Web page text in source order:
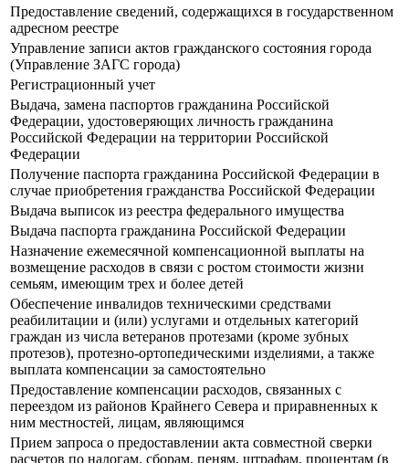
Предоставление сведений, содержащихся в государственном
адресном реестре
Управление записи актов гражданского состояния города
(Управление ЗАГС города)
Регистрационный учет
Выдача, замена паспортов гражданина Российской
Федерации, удостоверяющих личность гражданина
Российской Федерации на территории Российской
Федерации
Получение паспорта гражданина Российской Федерации в
случае приобретения гражданства Российской Федерации
Выдача выписок из реестра федерального имущества
Выдача паспорта гражданина Российской Федерации
Назначение ежемесячной компенсационной выплаты на
возмещение расходов в связи с ростом стоимости жизни
семьям, имеющим трех и более детей
Обеспечение инвалидов техническими средствами
реабилитации и (или) услугами и отдельных категорий
граждан из числа ветеранов протезами (кроме зубных
протезов), протезно-ортопедическими изделиями, а также
выплата компенсации за самостоятельно
Предоставление компенсации расходов, связанных с
переездом из районов Крайнего Севера и приравненных к
ним местностей, лицам, являющимся
Прием запроса о предоставлении акта совместной сверки
расчетов по налогам, сборам, пеням, штрафам, процентам (в